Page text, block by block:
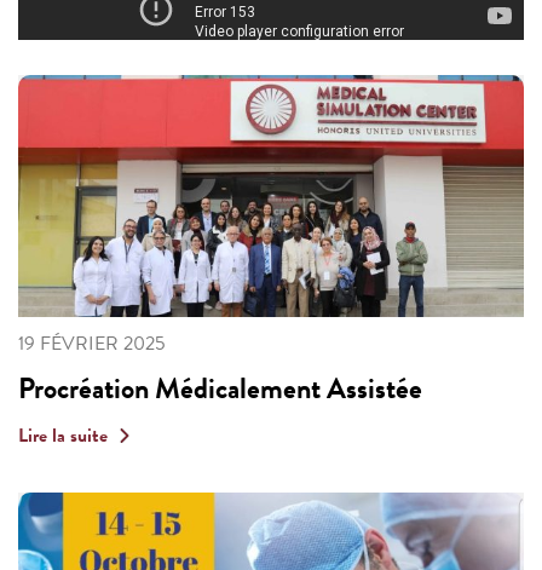
19 FÉVRIER 2025
Procréation Médicalement Assistée
Lire la suite